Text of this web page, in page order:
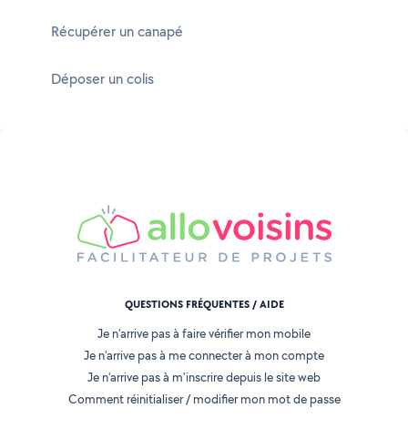
Récupérer un canapé
Déposer un colis
QUESTIONS FRÉQUENTES / AIDE
Je n'arrive pas à faire vérifier mon mobile
Je n'arrive pas à me connecter à mon compte
Je n'arrive pas à m'inscrire depuis le site web
Comment réinitialiser / modifier mon mot de passe